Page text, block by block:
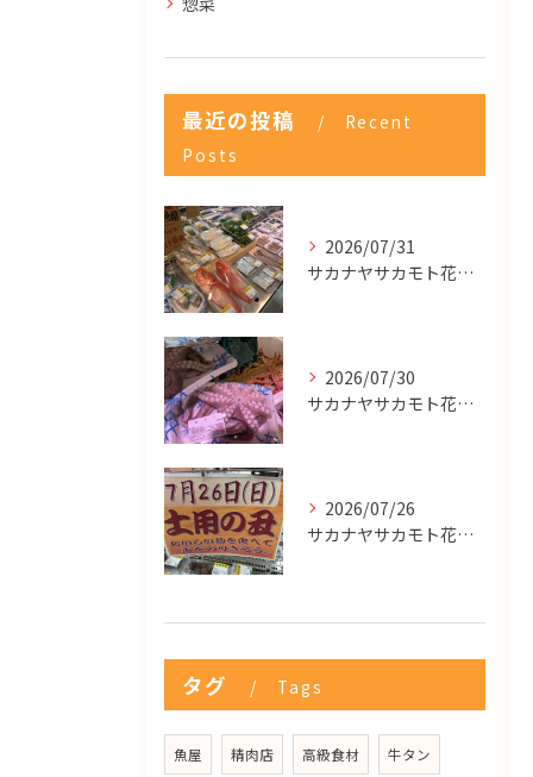
最近の投稿
Recent
Posts
2026/07/31
サカナヤサカモト花園店
2026/07/30
サカナヤサカモト花園店
2026/07/26
サカナヤサカモト花園店
タグ Tags
魚屋 精肉店 高級食材 牛タン